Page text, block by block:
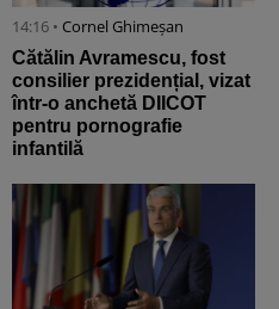
14:16 • Cornel Ghimeșan
Cătălin Avramescu, fost
consilier prezidențial, vizat
într-o anchetă DIICOT
pentru pornografie
infantilă